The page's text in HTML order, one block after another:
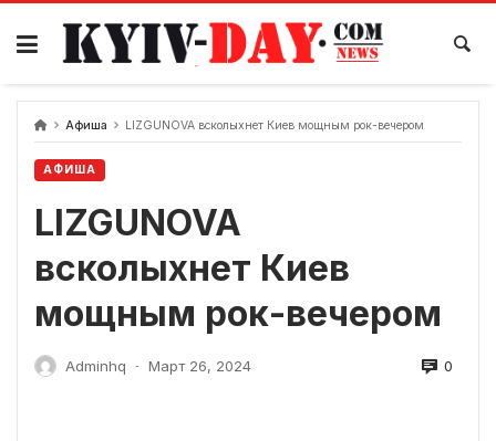
перейти
содержанию
Афиша LIZGUNOVA всколыхнет Киев мощным рок-вечером
АФИША
LIZGUNOVA
всколыхнет Киев
мощным рок-вечером
Adminhq - Март 26, 2024 0